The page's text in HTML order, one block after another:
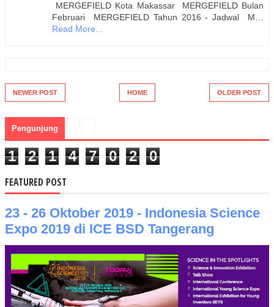
MERGEFIELD Kota Makassar MERGEFIELD Bulan
Februari MERGEFIELD Tahun 2016 - Jadwal M…
Read More...
NEWER POST OLDER POST
HOME
Pengunjung
1 2 1 4 7 0 2 0
FEATURED POST
23 - 26 Oktober 2019 - Indonesia Science
Expo 2019 di ICE BSD Tangerang